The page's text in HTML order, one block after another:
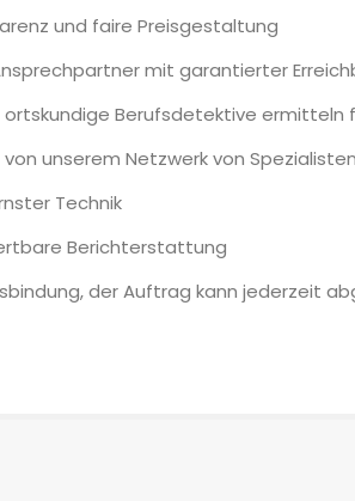
und faire Preisgestaltung
mit garantierter
ortskundige Berufsdetektive ermitteln
unserem Netzwerk von Spezialisten
Technik
Berichterstattung
der Auftrag kann jederzeit